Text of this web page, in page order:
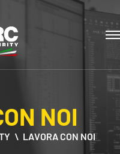
NOI
LAVORA CON NOI